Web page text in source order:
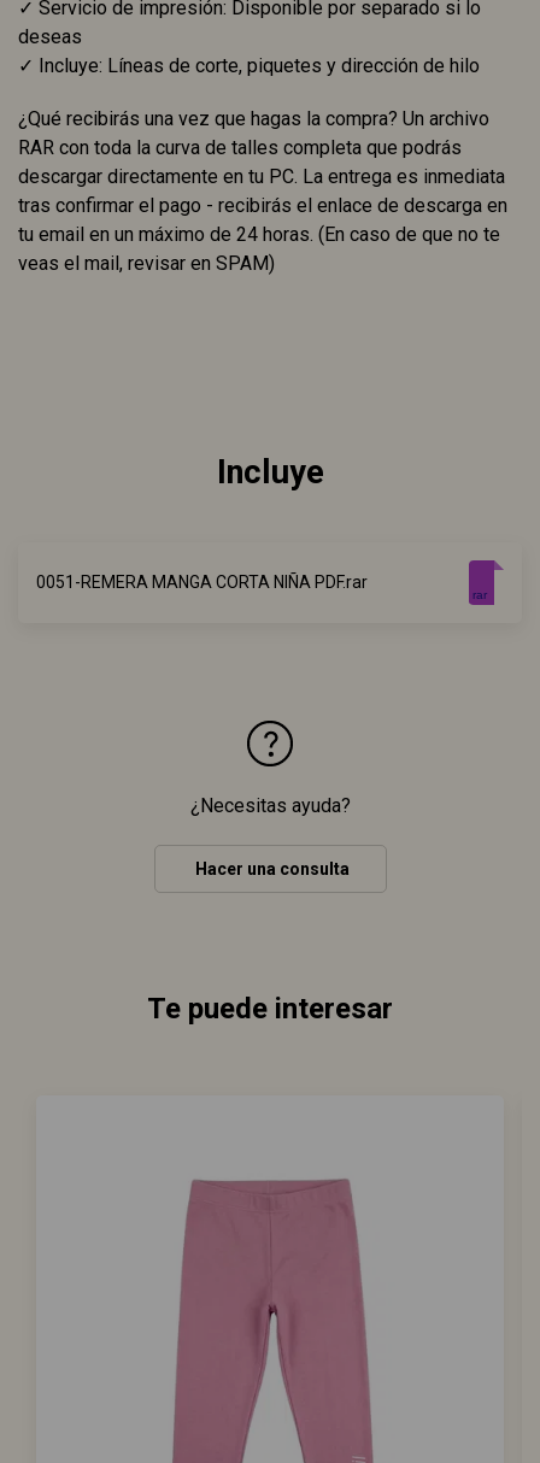
✓ Servicio de impresión: Disponible por separado si lo
deseas
✓ Incluye: Líneas de corte, piquetes y dirección de hilo
¿Qué recibirás una vez que hagas la compra? Un archivo
RAR con toda la curva de talles completa que podrás
descargar directamente en tu PC. La entrega es inmediata
tras confirmar el pago - recibirás el enlace de descarga en
tu email en un máximo de 24 horas. (En caso de que no te
veas el mail, revisar en SPAM)
Incluye
0051-REMERA MANGA CORTA NIÑA PDF.rar
rar
¿Necesitas ayuda?
Hacer una consulta
Te puede interesar